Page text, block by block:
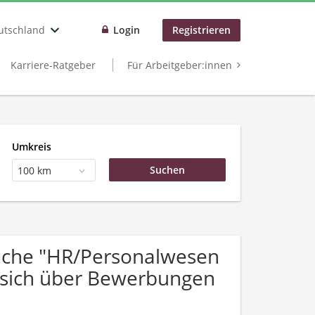
Login Registrieren
Karriere-Ratgeber Für Arbeitgeber:innen
Umkreis
100 km
"HR/Personalwesen
über Bewerbungen